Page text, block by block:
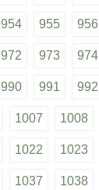
954 955 956
972 973 974
990 991 992
1007 1008
1022 1023
1037 1038